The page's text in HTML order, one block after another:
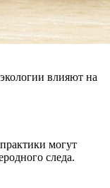
влияют на
могут
следа.